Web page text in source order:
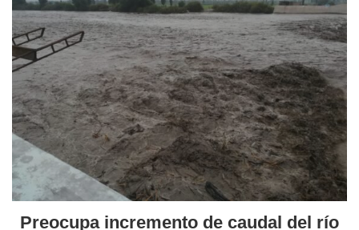
Preocupa incremento de caudal del río